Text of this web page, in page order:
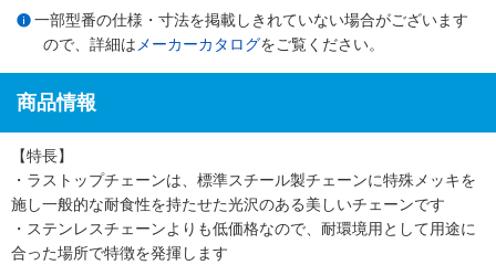
一部型番の仕様・寸法を掲載しきれていない場合がございます
ので、詳細は メーカーカタログをご覧ください。
商品情報
【特長】
・ラストップチェーンは、標準スチール製チェーンに特殊メッキを
施し一般的な耐食性を持たせた光沢のある美しいチェーンです
・ステンレスチェーンよりも低価格なので、耐環境用として用途に
合った場所で特徴を発揮します